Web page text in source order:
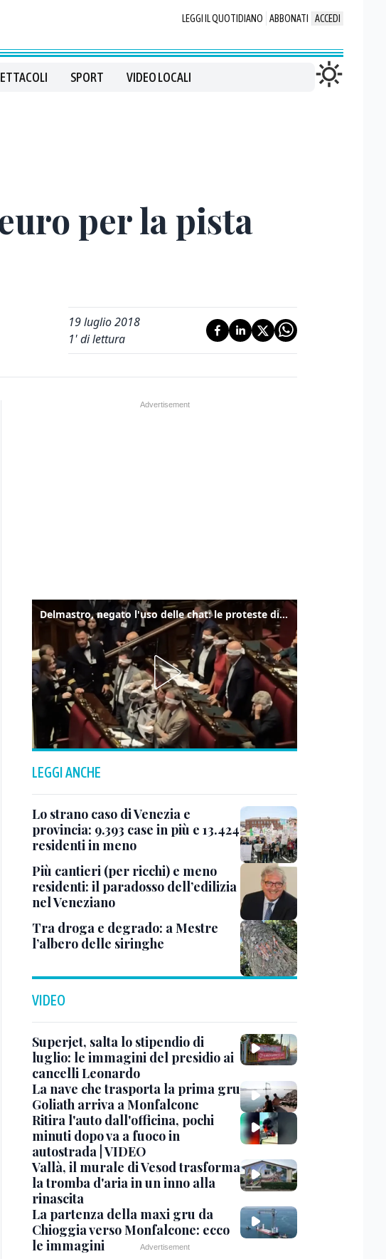
LEGGI IL QUOTIDIANO ABBONATI ACCEDI
SPORT VIDEO LOCALI
per la pista
19 luglio 2018
1' di lettura
Delmastro, negato l'uso delle chat: le proteste di Avs e M5s
LEGGI ANCHE
Lo strano caso di Venezia e
provincia: 9.393 case in più e 13.424
residenti in meno
Più cantieri (per ricchi) e meno
residenti: il paradosso dell’edilizia
nel Veneziano
Tra droga e degrado: a Mestre
l’albero delle siringhe
VIDEO
Superjet, salta lo stipendio di
luglio: le immagini del presidio ai
cancelli Leonardo
La nave che trasporta la prima gru
Goliath arriva a Monfalcone
Ritira l'auto dall'officina, pochi
minuti dopo va a fuoco in
autostrada | VIDEO
Vallà, il murale di Vesod trasforma
la tromba d'aria in un inno alla
rinascita
La partenza della maxi gru da
Chioggia verso Monfalcone: ecco
le immagini